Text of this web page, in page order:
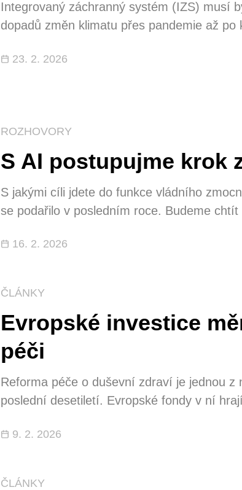
Integrovaný záchranný systém (IZS) musí
dopadů změn klimatu přes pandemie až
techniky složek záchranného systému.
23. 2. 2026
ROZHOVORY
S AI postupujme krok
S jakými cíli jdete do funkce vládního
se podařilo v posledním roce. Budeme
aktu. Prioritou pak bude zajistit, aby stát
16. 2. 2026
ČLÁNKY
Evropské investice
péči
Reforma péče o duševní zdraví je jednou
poslední desetiletí. Evropské fondy v ní
podfinancování oboru. Podpora z IROP
9. 2. 2026
ČLÁNKY